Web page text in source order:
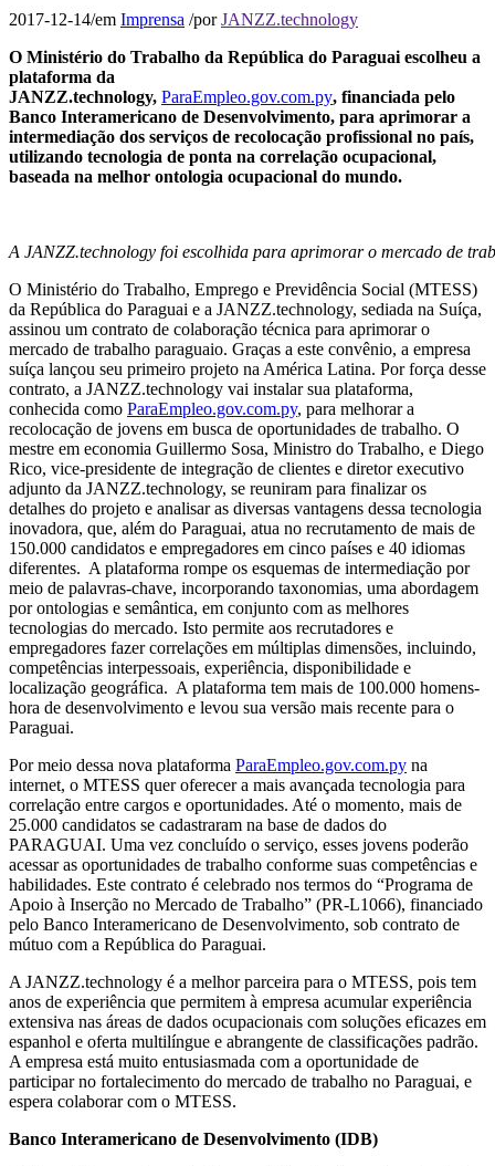
2017-12-14/em Imprensa /porJANZZ.technology
O Ministério do Trabalho da República do Paraguai escolheu a
plataforma da
JANZZ.technology, ParaEmpleo.gov.com.py, financiada pelo
Banco Interamericano de Desenvolvimento, para aprimorar a
intermediação dos serviços de recolocação profissional no país,
utilizando tecnologia de ponta na correlação ocupacional,
baseada na melhor ontologia ocupacional do mundo.
A JANZZ.technology foi escolhida para aprimorar o mercado de
O Ministério do Trabalho, Emprego e Previdência Social (MTESS)
da República do Paraguai e a JANZZ.technology, sediada na Suíça,
assinou um contrato de colaboração técnica para aprimorar o
mercado de trabalho paraguaio. Graças a este convênio, a empresa
suíça lançou seu primeiro projeto na América Latina. Por força desse
contrato, a JANZZ.technology vai instalar sua plataforma,
conhecida como ParaEmpleo.gov.com.py, para melhorar a
recolocação de jovens em busca de oportunidades de trabalho. O
mestre em economia Guillermo Sosa, Ministro do Trabalho, e Diego
Rico, vice-presidente de integração de clientes e diretor executivo
adjunto da JANZZ.technology, se reuniram para finalizar os
detalhes do projeto e analisar as diversas vantagens dessa tecnologia
inovadora, que, além do Paraguai, atua no recrutamento de mais de
150.000 candidatos e empregadores em cinco países e 40 idiomas
diferentes. A plataforma rompe os esquemas de intermediação por
meio de palavras-chave, incorporando taxonomias, uma abordagem
por ontologias e semântica, em conjunto com as melhores
tecnologias do mercado. Isto permite aos recrutadores e
empregadores fazer correlações em múltiplas dimensões, incluindo,
competências interpessoais, experiência, disponibilidade e
localização geográfica. A plataforma tem mais de 100.000 homens-
hora de desenvolvimento e levou sua versão mais recente para o
Paraguai.
Por meio dessa nova plataforma ParaEmpleo.gov.com.py na
internet, o MTESS quer oferecer a mais avançada tecnologia para
correlação entre cargos e oportunidades. Até o momento, mais de
25.000 candidatos se cadastraram na base de dados do
PARAGUAI. Uma vez concluído o serviço, esses jovens poderão
acessar as oportunidades de trabalho conforme suas competências e
habilidades. Este contrato é celebrado nos termos do “Programa de
Apoio à Inserção no Mercado de Trabalho” (PR-L1066), financiado
pelo Banco Interamericano de Desenvolvimento, sob contrato de
mútuo com a República do Paraguai.
A JANZZ.technology é a melhor parceira para o MTESS, pois tem
anos de experiência que permitem à empresa acumular experiência
extensiva nas áreas de dados ocupacionais com soluções eficazes em
espanhol e oferta multilíngue e abrangente de classificações padrão.
A empresa está muito entusiasmada com a oportunidade de
participar no fortalecimento do mercado de trabalho no Paraguai, e
espera colaborar com o MTESS.
Banco Interamericano de Desenvolvimento (IDB)